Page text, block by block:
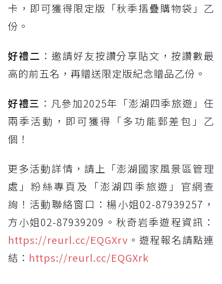
卡，即可獲得限定版「秋季摺疊購物袋」乙
份。
好禮二 ：邀請好友按讚分享貼文，按讚數最
高的前五名，再贈送限定版紀念贈品乙份。
好禮三 ：凡參加2025年「澎湖四季旅遊」任
兩季活動，即可獲得「多功能郵差包」乙
個！
更多活動詳情，請上「澎湖國家風景區管理
處」粉絲專頁及「澎湖四季旅遊」官網查
詢！活動聯絡窗口：楊小姐02-87939257，
方小姐02-87939209。秋奇岩季遊程資訊：
https://reurl.cc/EQGXrv 。遊程報名請點連
結： https://reurl.cc/EQGXrk